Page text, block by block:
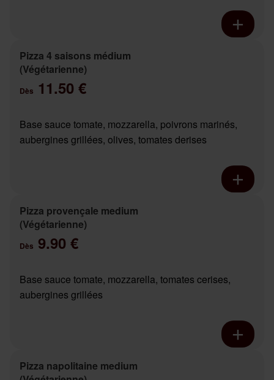
Pizza 4 saisons médium
(Végétarienne)
Dès 11.50 €
Base sauce tomate, mozzarella, poivrons marinés,
aubergines grillées, olives, tomates derises
Pizza provençale medium
(Végétarienne)
Dès 9.90 €
Base sauce tomate, mozzarella, tomates cerises,
aubergines grillées
Pizza napolitaine medium